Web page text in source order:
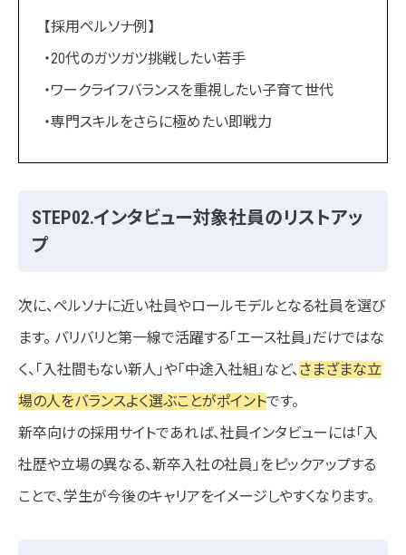
【採用ペルソナ例】
・20代のガツガツ挑戦したい若手
・ワークライフバランスを重視したい子育て世代
・専門スキルをさらに極めたい即戦力
STEP02.インタビュー対象社員のリストアッ
プ
次に、ペルソナに近い社員やロールモデルとなる社員を選び
ます。 バリバリと第一線で活躍する「エース社員」だけではな
く、「入社間もない新人」や「中途入社組」など、さまざまな立
場の人をバランスよく選ぶことがポイントです。
新卒向けの採用サイトであれば、社員インタビューには「入
社歴や立場の異なる、新卒入社の社員」をピックアップする
ことで、学生が今後のキャリアをイメージしやすくなります。